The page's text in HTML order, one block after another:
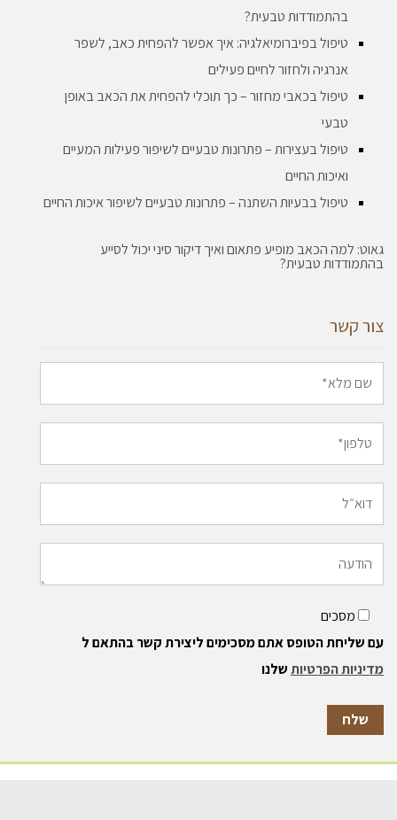
בהתמודדות טבעית?
טיפול בפיברומיאלגיה: איך אפשר להפחית כאב, לשפר
אנרגיה ולחזור לחיים פעילים
טיפול בכאבי מחזור – כך תוכלי להפחית את הכאב באופן
טבעי
טיפול בעצירות – פתרונות טבעיים לשיפור פעילות המעיים
ואיכות החיים
טיפול בבעיות השתנה – פתרונות טבעיים לשיפור איכות החיים
גאוט: למה הכאב מופיע פתאום ואיך דיקור סיני יכול לסייע
בהתמודדות טבעית?
צור קשר
מסכים
עם שליחת הטופס אתם מסכימים ליצירת קשר בהתאם ל
מדיניות הפרטיותשלנו